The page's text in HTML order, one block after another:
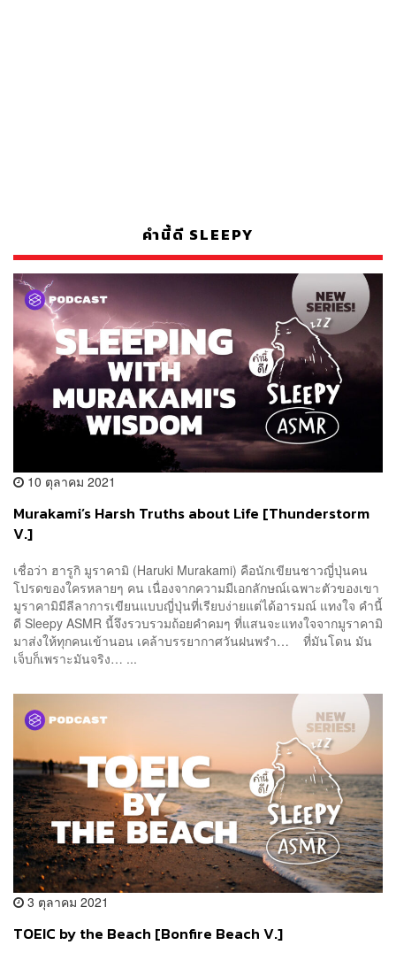
คำนี้ดี SLEEPY
10 ตุลาคม 2021
Murakami’s Harsh Truths about Life [Thunderstorm
V.]
เชื่อว่า ฮารูกิ มูราคามิ (Haruki Murakami) คือนักเขียนชาวญี่ปุ่นคน
โปรดของใครหลายๆ คน เนื่องจากความมีเอกลักษณ์เฉพาะตัวของเขา
มูราคามิมีลีลาการเขียนแบบญี่ปุ่นที่เรียบง่ายแต่ได้อารมณ์ แทงใจ คำนี้
ดี Sleepy ASMR นี้จึงรวบรวมถ้อยคำคมๆ ที่แสนจะแทงใจจากมูราคามิ
มาส่งให้ทุกคนเข้านอน เคล้าบรรยากาศวันฝนพรำ… ที่มันโดน มัน
เจ็บก็เพราะมันจริง… ...
3 ตุลาคม 2021
TOEIC by the Beach [Bonfire Beach V.]